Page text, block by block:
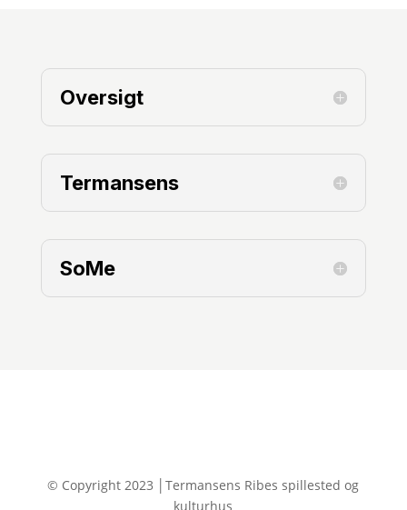
Oversigt
Termansens
SoMe
© Copyright 2023 │Termansens Ribes spillested og
kulturhus